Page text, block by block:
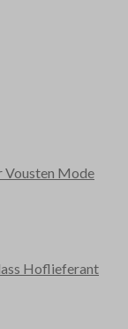
Vousten Mode
Hoflieferant